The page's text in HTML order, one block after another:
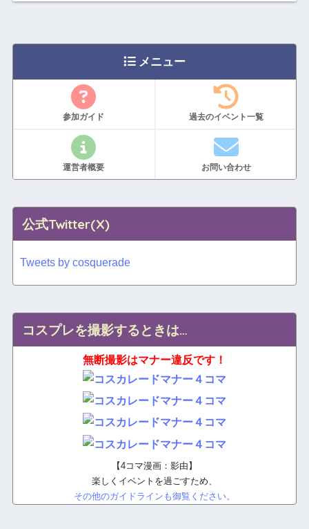
メニュー
参加ガイド 過去のイベント一覧
運営者概要 お問い合わせ
公式Twitter(X)
Tweets by cosquerade
コスプレを撮影するときは…
無断撮影はマナー違反です！
【4コマ漫画：影由】
楽しくイベントを過ごすため、
その他のガイドラインも御覧ください。